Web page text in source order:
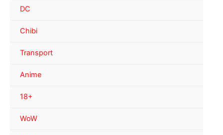
DC
Chibi
Transport
Anime
18+
WoW